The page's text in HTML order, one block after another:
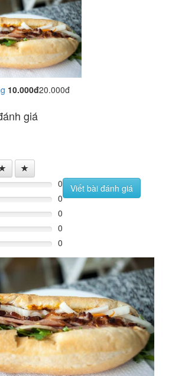
10.000đ20.000đ
giá
0
0
0
0
0
Viết bài đánh giá